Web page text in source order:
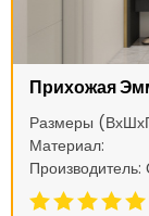
Прихожая
Размеры
Материал:
Производитель: